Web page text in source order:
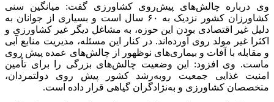
وی درباره چالش‌های پیش‌روی کشاورزی گفت: میانگین سنی
کشاورزان کشور نزدیک به ۶۰ سال است و بسیاری از جوانان به
دلیل غیر اقتصادی بودن این حوزه، به مشاغل دیگر غیر کشاورزی و
اکثرا غیر مولد روی آورده‌اند. در کنار این مسئله، مدیریت منابع آبی
و مقابله با آفات و بیماری‌های نوظهور از چالش‌های عمده پیش روی
ماست. وی افزود: این وضعیت چالش‌های بزرگی را برای تأمین
امنیت غذایی جمعیت رو‌به‌رشد کشور پیش روی دولتمردان،
متخصصان کشاورزی و به‌نژادگران گیاهی قرار داده است.